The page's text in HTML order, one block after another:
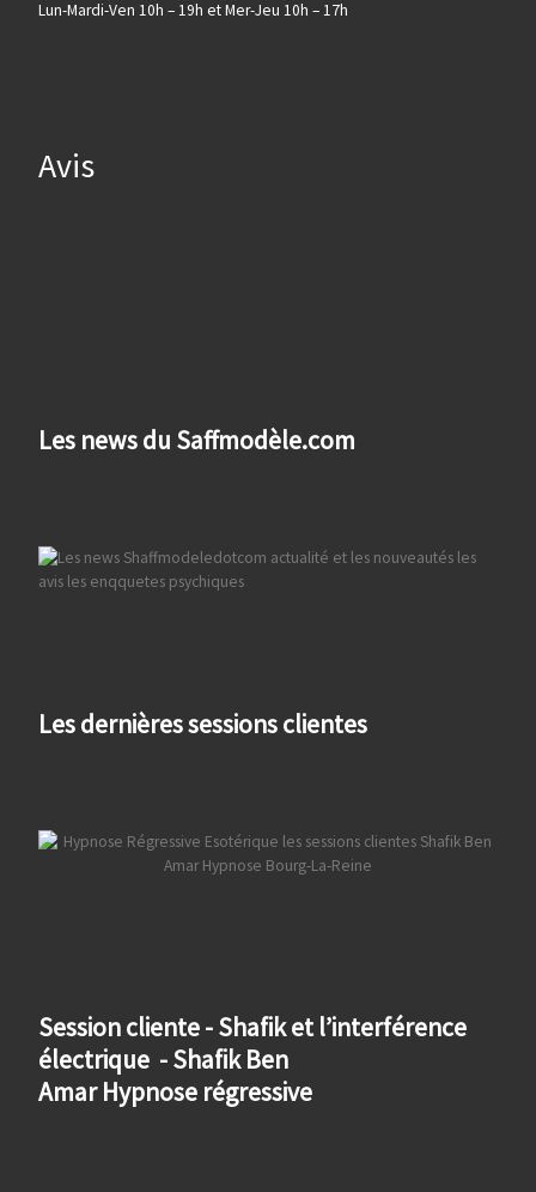
Lun-Mardi-Ven 10h – 19h et Mer-Jeu 10h – 17h
Avis
Les news du Saffmodèle.com
Les dernières sessions clientes
Session cliente - Shafik et l’interférence
électrique - Shafik Ben
Amar Hypnose régressive